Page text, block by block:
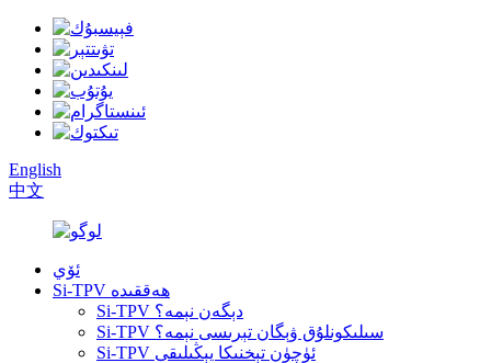
English
中文
ئۆي
Si-TPV ھەققىدە
Si-TPV دېگەن نېمە؟
Si-TPV سىلىكونلۇق ۋېگان تېرىسى نېمە؟
Si-TPV ئۈچۈن تېخنىكا يېڭىلىقى